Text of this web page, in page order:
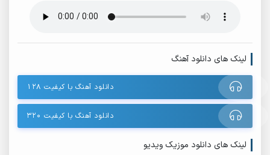
لینک های دانلود آهنگ
دانلود آهنگ با کیفیت ۱۲۸
دانلود آهنگ با کیفیت ۳۲۰
لینک های دانلود موزیک ویدیو